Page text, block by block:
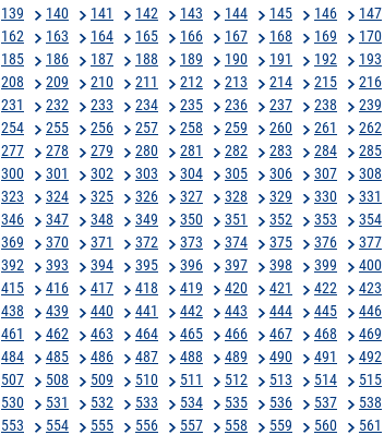
139 140 141 142 143 144 145 146 147
162 163 164 165 166 167 168 169 170
185 186 187 188 189 190 191 192 193
208 209 210 211 212 213 214 215 216
231 232 233 234 235 236 237 238 239
254 255 256 257 258 259 260 261 262
277 278 279 280 281 282 283 284 285
300 301 302 303 304 305 306 307 308
323 324 325 326 327 328 329 330 331
346 347 348 349 350 351 352 353 354
369 370 371 372 373 374 375 376 377
392 393 394 395 396 397 398 399 400
415 416 417 418 419 420 421 422 423
438 439 440 441 442 443 444 445 446
461 462 463 464 465 466 467 468 469
484 485 486 487 488 489 490 491 492
507 508 509 510 511 512 513 514 515
530 531 532 533 534 535 536 537 538
553 554 555 556 557 558 559 560 561